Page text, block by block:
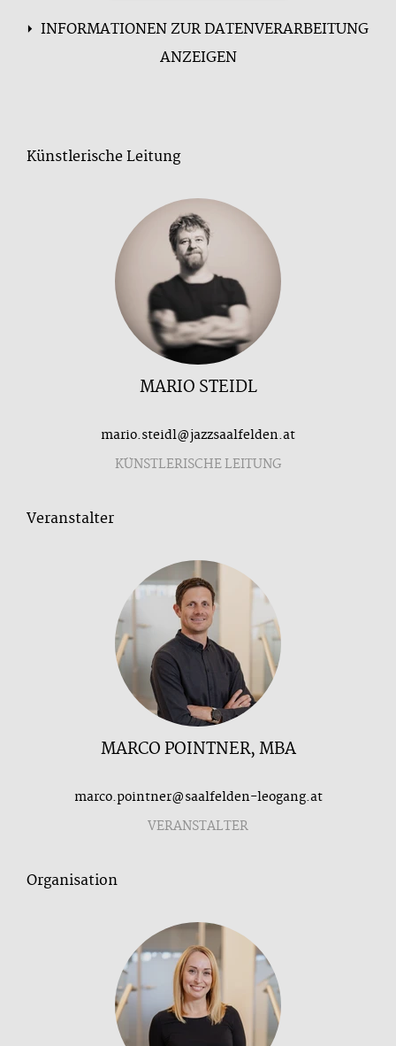
INFORMATIONEN ZUR DATENVERARBEITUNG
ANZEIGEN
Künstlerische Leitung
MARIO STEIDL
mario.steidl@jazzsaalfelden.at
KÜNSTLERISCHE LEITUNG
Veranstalter
MARCO POINTNER, MBA
marco.pointner@saalfelden-leogang.at
VERANSTALTER
Organisation